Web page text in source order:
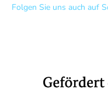
Folgen Sie uns auch auf